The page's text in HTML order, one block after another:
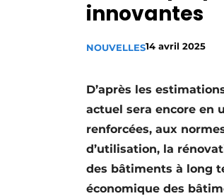
Termes et
innovantes ​ ​
NOUVELLES14 avril 2025
D’après les
actuel sera encore en
renforcées, aux
d’utilisation, la
des bâtiments à long
économique des